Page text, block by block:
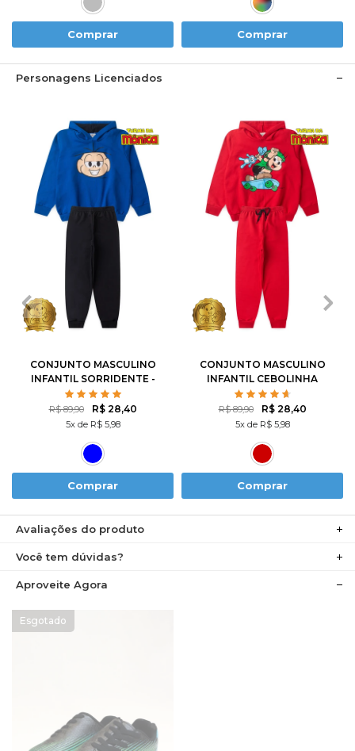
Comprar Comprar
Personagens Licenciados
1 3 4
CONJUNTO MASCULINO
INFANTIL SORRIDENTE -
TURMA DA MÔNICA
R$ 89,90 R$ 28,40
5x de R$ 5,98
Comprar
1 3 4
CONJUNTO MASCULINO
INFANTIL CEBOLINHA
SKATISTA - TURMA DA
MÔNICA
R$ 89,90 R$ 28,40
5x de R$ 5,98
Comprar
Avaliações do produto
Você tem dúvidas?
Aproveite Agora